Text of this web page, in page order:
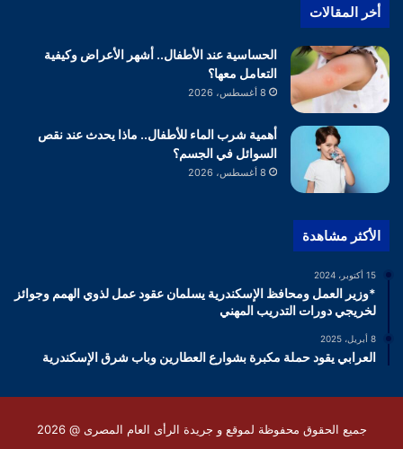
أخر المقالات
الحساسية عند الأطفال.. أشهر الأعراض وكيفية
التعامل معها؟
8 أغسطس، 2026
أهمية شرب الماء للأطفال.. ماذا يحدث عند نقص
السوائل في الجسم؟
8 أغسطس، 2026
الأكثر مشاهدة
15 أكتوبر، 2024
*وزير العمل ومحافظ الإسكندرية يسلمان عقود عمل لذوي الهمم وجوائز
لخريجي دورات التدريب المهني
8 أبريل، 2025
العرابي يقود حملة مكبرة بشوارع العطارين وباب شرق الإسكندرية
جميع الحقوق محفوظة لموقع و جريدة الرأى العام المصرى @ 2026